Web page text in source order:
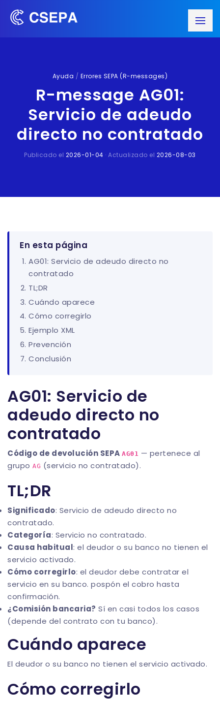
Ayuda / Errores SEPA (R-messages)
R-message AG01:
Servicio de adeudo
directo no contratado
Publicado el 2026-01-04 · Actualizado el 2026-08-03
En esta página
AG01: Servicio de adeudo directo no
contratado
TL;DR
Cuándo aparece
Cómo corregirlo
Ejemplo XML
Prevención
Conclusión
AG01: Servicio de
adeudo directo no
contratado
Código de devolución SEPA AG01 — pertenece al
grupo AG (servicio no contratado).
TL;DR
Significado: Servicio de adeudo directo no
contratado.
Categoría: Servicio no contratado.
Causa habitual: el deudor o su banco no tienen el
servicio activado.
Cómo corregirlo: el deudor debe contratar el
servicio en su banco. pospón el cobro hasta
confirmación.
¿Comisión bancaria? Sí en casi todos los casos
(depende del contrato con tu banco).
Cuándo aparece
El deudor o su banco no tienen el servicio activado.
Cómo corregirlo